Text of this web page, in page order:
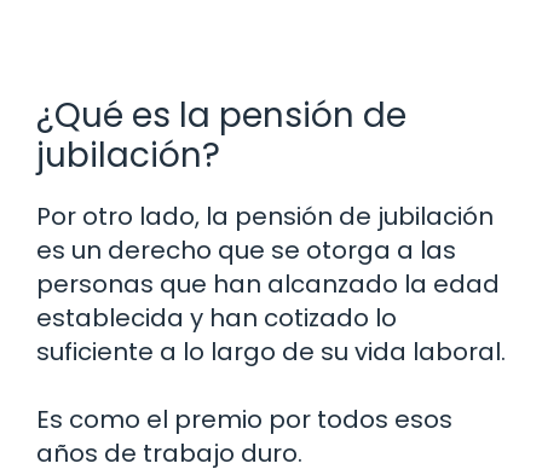
¿Qué es la pensión de
jubilación?
Por otro lado, la pensión de jubilación
es un derecho que se otorga a las
personas que han alcanzado la edad
establecida y han cotizado lo
suficiente a lo largo de su vida laboral.
Es como el premio por todos esos
años de trabajo duro.